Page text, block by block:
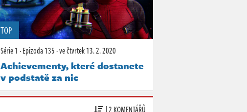
TOP
Série 1 ·Epizoda 135·ve čtvrtek13. 2. 2020
Achievementy, které dostanete
v podstatě za nic
| 2 KOMENTÁŘŮ